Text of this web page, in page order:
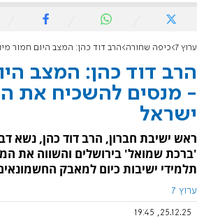
ערוץ 7 כיפה שחורה הרב דוד כהן: המצב היום חמור מיוון - מנסים
הרב דוד כהן: המצב
- מנסים להשכיח את
ישראל
ראש ישיבת חברון, הרב דוד כהן, נשא
'ברכת שמואל' בירושלים והשווה את
תלמידי ישיבות כיום למאבק החשמונאים
ערוץ 7
25.12.25, 19:45